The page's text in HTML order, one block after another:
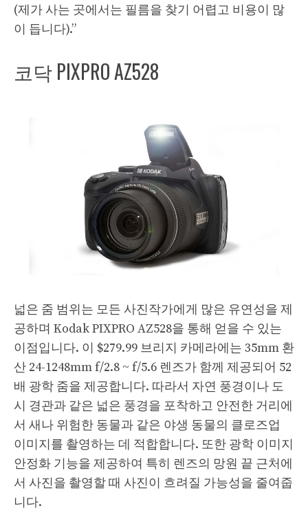
(제가 사는 곳에서는 필름을 찾기 어렵고 비용이 많
이 듭니다).”
코닥 PIXPRO AZ528
넓은 줌 범위는 모든 사진작가에게 많은 유연성을 제
공하며 Kodak PIXPRO AZ528을 통해 얻을 수 있는
이점입니다. 이 $279.99 브리지 카메라에는 35mm 환
산 24-1248mm f/2.8 ~ f/5.6 렌즈가 함께 제공되어 52
배 광학 줌을 제공합니다. 따라서 자연 풍경이나 도
시 경관과 같은 넓은 풍경을 포착하고 안전한 거리에
서 새나 위험한 동물과 같은 야생 동물의 클로즈업
이미지를 촬영하는 데 적합합니다. 또한 광학 이미지
안정화 기능을 제공하여 특히 렌즈의 망원 끝 근처에
서 사진을 촬영할 때 사진이 흐려질 가능성을 줄여줍
니다.